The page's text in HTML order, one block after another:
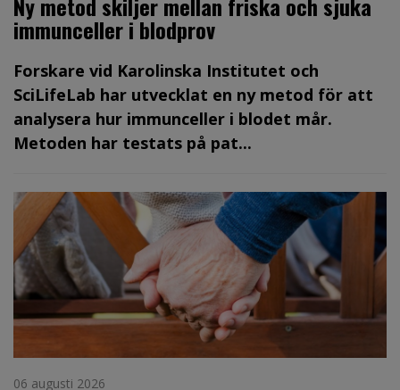
Ny metod skiljer mellan friska och sjuka
immunceller i blodprov
Forskare vid Karolinska Institutet och
SciLifeLab har utvecklat en ny metod för att
analysera hur immunceller i blodet mår.
Metoden har testats på pat...
06 augusti 2026